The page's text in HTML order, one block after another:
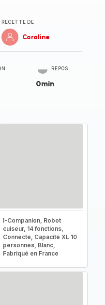
RECETTE DE
Coraline
REPOS
0min
I-Companion, Robot
cuiseur, 14 fonctions,
Connecté, Capacité XL 10
personnes, Blanc,
Fabriqué en France